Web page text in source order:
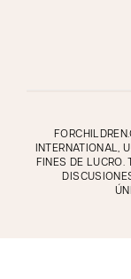
INTERNATIONAL,
FINES DE LUCRO.